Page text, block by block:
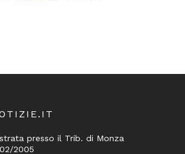
presso il Trib. di Monza
2005